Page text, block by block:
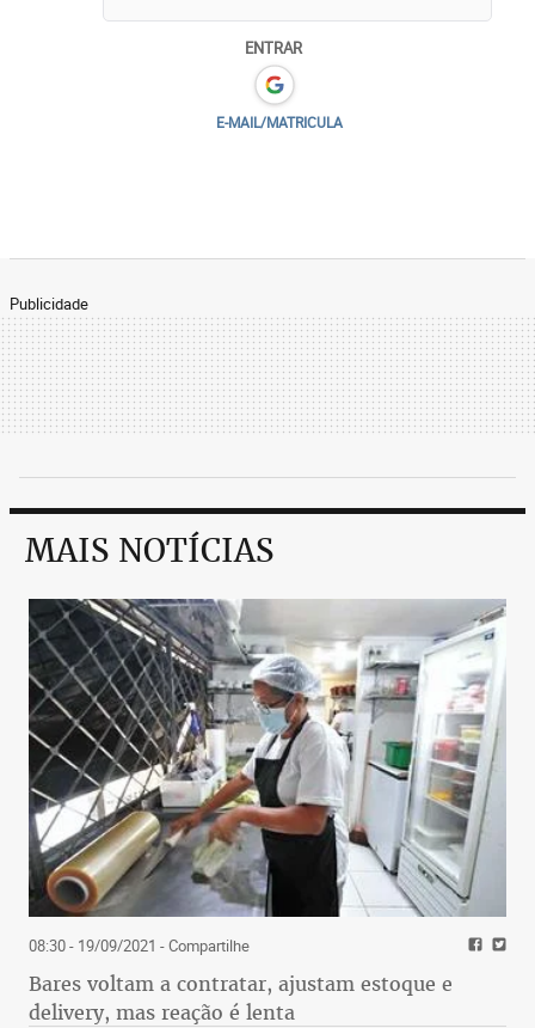
ENTRAR
E-MAIL/MATRICULA
Publicidade
MAIS NOTÍCIAS
08:30 - 19/09/2021 - Compartilhe
Bares voltam a contratar, ajustam estoque e
delivery, mas reação é lenta